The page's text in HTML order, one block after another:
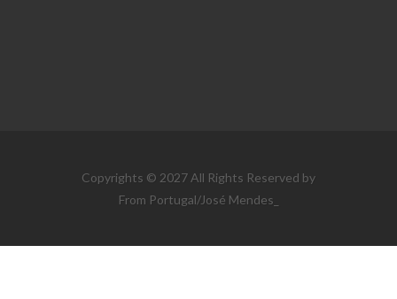
Copyrights © 2027 All Rights Reserved by
From Portugal/José Mendes_